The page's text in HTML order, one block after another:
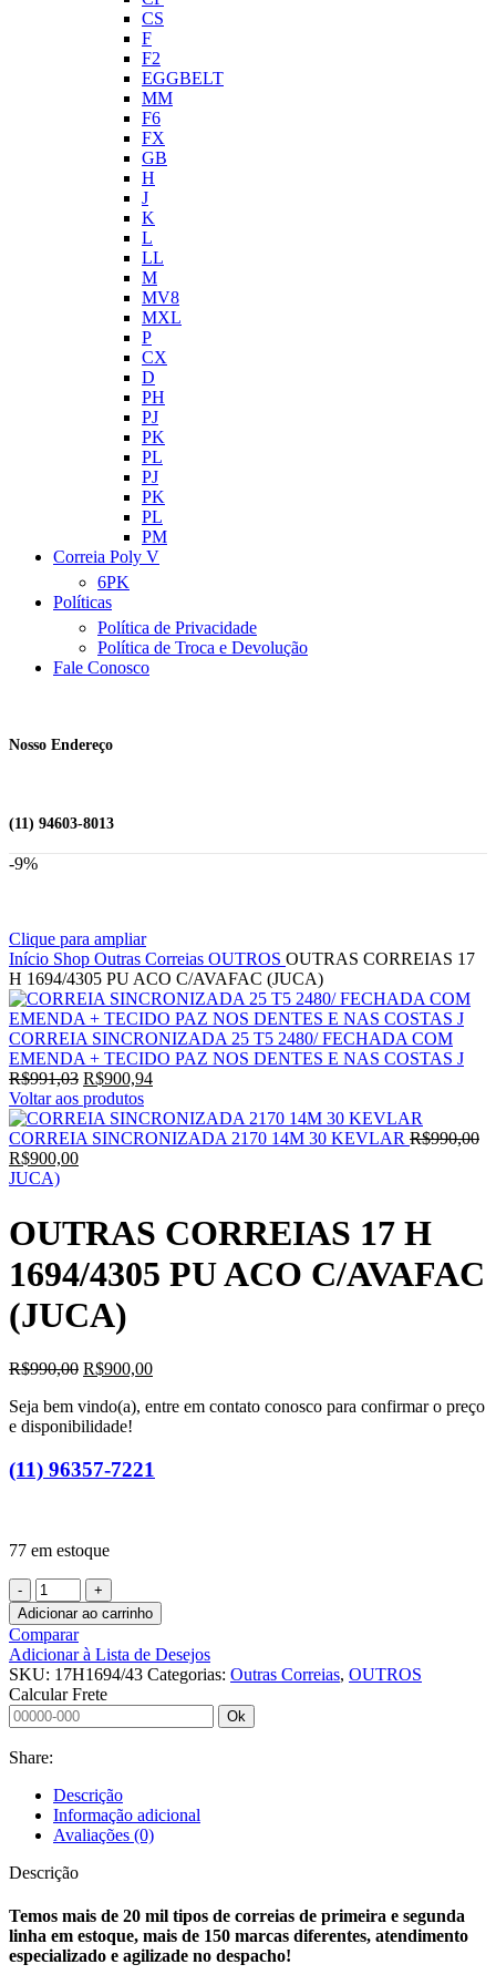
CS
F
F2
EGGBELT
MM
F6
FX
GB
H
J
K
L
LL
M
MV8
MXL
P
CX
D
PH
PJ
PK
PL
PJ
PK
PL
PM
Correia Poly V
6PK
Políticas
Política de Privacidade
Política de Troca e Devolução
Fale Conosco
Nosso Endereço
(11) 94603-8013
-9%
Clique para ampliar
Início Shop Outras Correias OUTROS OUTRAS CORREIAS 17
H 1694/4305 PU ACO C/AVAFAC (JUCA)
CORREIA SINCRONIZADA 25 T5 2480/ FECHADA COM
EMENDA + TECIDO PAZ NOS DENTES E NAS COSTAS J
R$991,03 O
preço
original
era:
R$900,94O
atual
é:
Voltar aos produtos
CORREIA SINCRONIZADA 2170 14M 30 KEVLAR R$990,00O
R$900,00O
é:
R$900,00.
JUCA)
OUTRAS CORREIAS 17 H
1694/4305 PU ACO C/AVAFAC
(JUCA)
R$990,00 O
original
era:
R$900,00O
atual
Seja bem vindo(a), entre em contato conosco para confirmar o preço
e disponibilidade!
(11) 96357-7221
77 em estoque
OUTRAS
CORREIAS
17
H
1694/4305
PU
ACO
C/AVAFAC
quantidade
Adicionar ao carrinho
Comparar
Adicionar à Lista de Desejos
SKU: 17H1694/43 Categorias: Outras Correias, OUTROS
Calcular Frete
Ok
Share:
Descrição
Informação adicional
Avaliações (0)
Descrição
Temos mais de 20 mil tipos de correias de primeira e segunda
linha em estoque, mais de 150 marcas diferentes, atendimento
especializado e agilizade no despacho!